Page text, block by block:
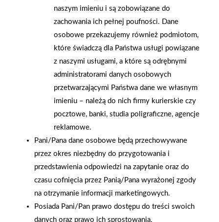
2026-01-15
Grupa PSB Handel S.A.
gra z WOŚP. Powstała
firmowa eSkarbonka na
rzecz gastroenterologii
dziecięcej
Zacisze S.A. dołącza do
Grupy PSB. Sieć kończy
rok strategicznym
otwarciem po
rebrandingu
naszym imieniu i są zobowiązane do
zachowania ich pełnej poufności. Dane
osobowe przekazujemy również podmiotom,
które świadczą dla Państwa usługi powiązane
z naszymi usługami, a które są odrębnymi
administratorami danych osobowych
przetwarzającymi Państwa dane we własnym
imieniu – należą do nich firmy kurierskie czy
pocztowe, banki, studia poligraficzne, agencje
reklamowe.
Pani/Pana dane osobowe będą przechowywane
przez okres niezbędny do przygotowania i
przedstawienia odpowiedzi na zapytanie oraz do
czasu cofnięcia przez Panią/Pana wyrażonej zgody
na otrzymanie informacji marketingowych.
Posiada Pani/Pan prawo dostępu do treści swoich
danych oraz prawo ich sprostowania,